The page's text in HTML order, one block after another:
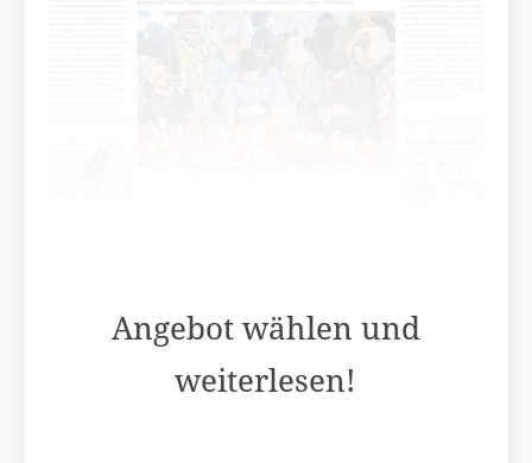
Angebot wählen und
weiterlesen!